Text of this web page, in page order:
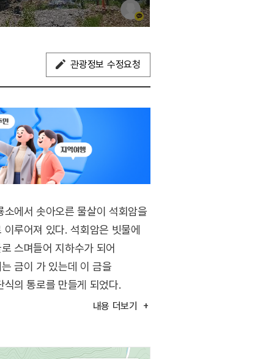
관광정보 수정요청
에서 솟아오른 물살이 석회암을
루어져 있다. 석회암은 빗물에
스며들어 지하수가 되어
금이 가 있는데 이 금을
의 통로를 만들게 되었다.
내용 더보기